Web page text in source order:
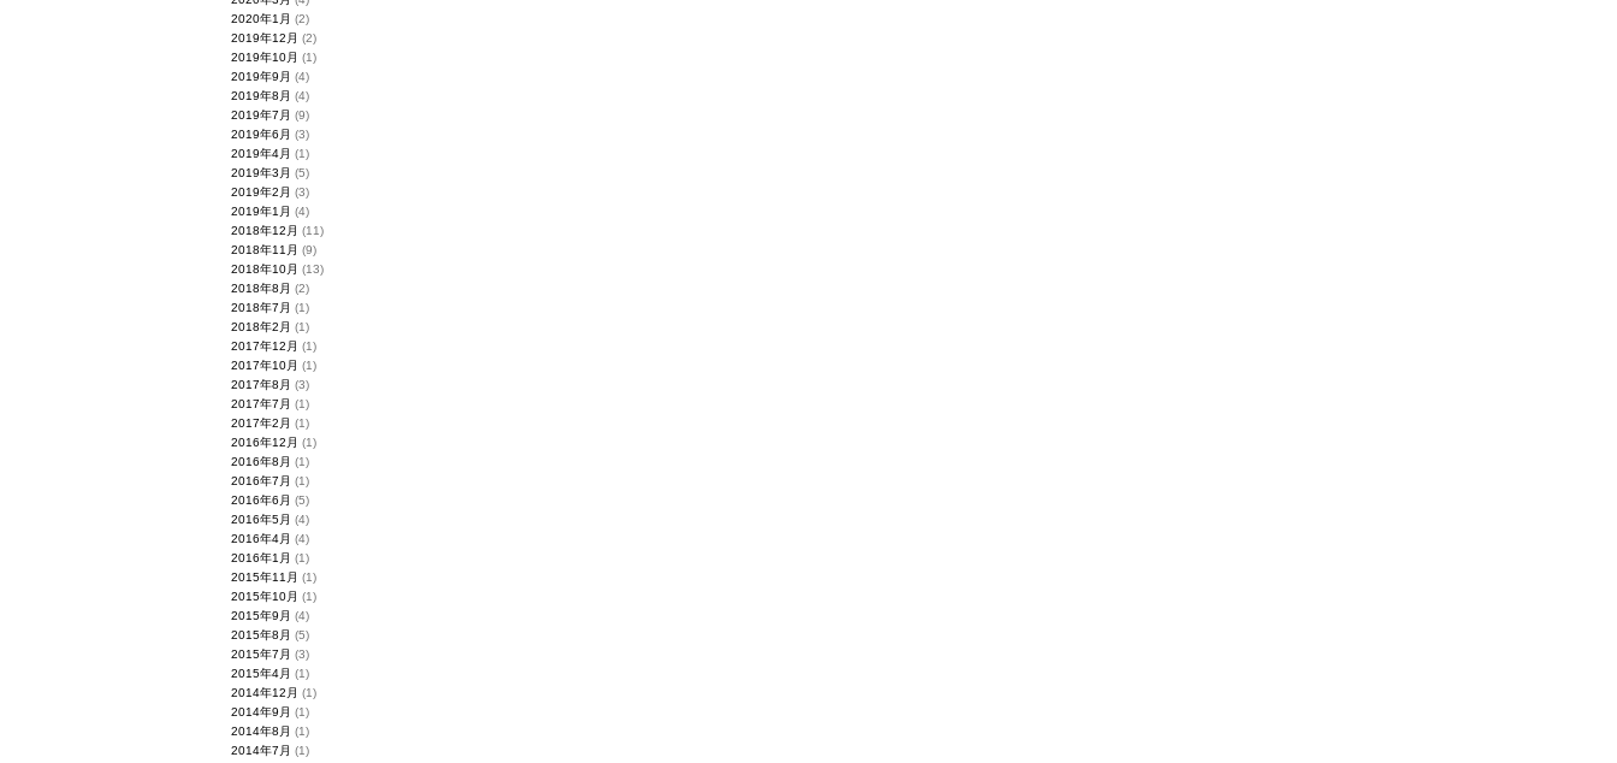
2020年1月 (2)
2019年12月 (2)
2019年10月 (1)
2019年9月 (4)
2019年8月 (4)
2019年7月 (9)
2019年6月 (3)
2019年4月 (1)
2019年3月 (5)
2019年2月 (3)
2019年1月 (4)
2018年12月 (11)
2018年11月 (9)
2018年10月 (13)
2018年8月 (2)
2018年7月 (1)
2018年2月 (1)
2017年12月 (1)
2017年10月 (1)
2017年8月 (3)
2017年7月 (1)
2017年2月 (1)
2016年12月 (1)
2016年8月 (1)
2016年7月 (1)
2016年6月 (5)
2016年5月 (4)
2016年4月 (4)
2016年1月 (1)
2015年11月 (1)
2015年10月 (1)
2015年9月 (4)
2015年8月 (5)
2015年7月 (3)
2015年4月 (1)
2014年12月 (1)
2014年9月 (1)
2014年8月 (1)
2014年7月 (1)